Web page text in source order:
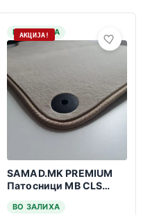
НА ЗАЛИХА
АКЦИЈА!
SAMAD.MK PREMIUM
Патосници MB CLS
ВО ЗАЛИХА